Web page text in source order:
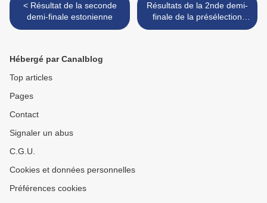
< Résultat de la seconde
demi-finale estonienne
Résultats de la 2nde demi-
finale de la présélection
ukrainienne >
Hébergé par Canalblog
Top articles
Pages
Contact
Signaler un abus
C.G.U.
Cookies et données personnelles
Préférences cookies